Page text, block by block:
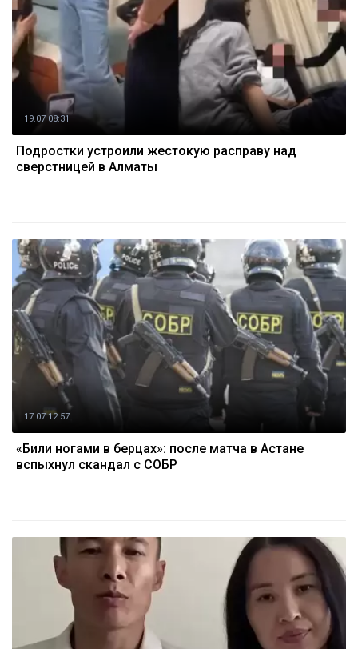
19.07 08:31
Подростки устроили жестокую расправу над
сверстницей в Алматы
17.07 12:57
«Били ногами в берцах»: после матча в Астане
вспыхнул скандал с СОБР